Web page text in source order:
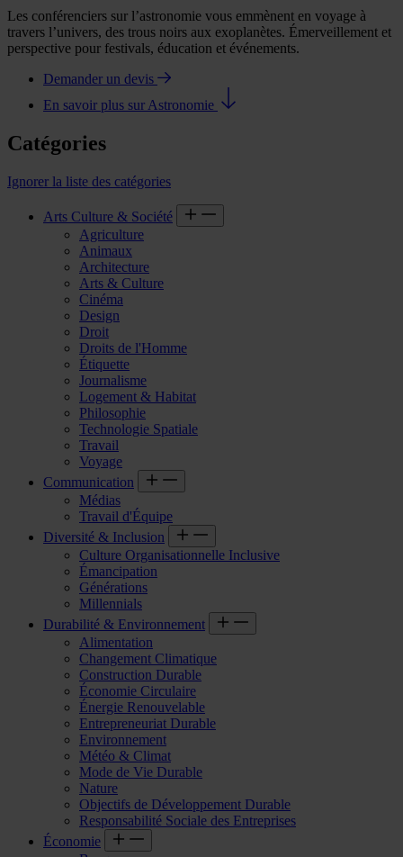
Les conférenciers sur l’astronomie vous emmènent en voyage à
travers l’univers, des trous noirs aux exoplanètes. Émerveillement et
perspective pour festivals, éducation et événements.
Demander un devis
En savoir plus sur Astronomie
Catégories
Ignorer la liste des catégories
Arts Culture & Société
Agriculture
Animaux
Architecture
Arts & Culture
Cinéma
Design
Droit
Droits de l'Homme
Étiquette
Journalisme
Logement & Habitat
Philosophie
Technologie Spatiale
Travail
Voyage
Communication
Médias
Travail d'Équipe
Diversité & Inclusion
Culture Organisationnelle Inclusive
Émancipation
Générations
Millennials
Durabilité & Environnement
Alimentation
Changement Climatique
Construction Durable
Économie Circulaire
Énergie Renouvelable
Entrepreneuriat Durable
Environnement
Météo & Climat
Mode de Vie Durable
Nature
Objectifs de Développement Durable
Responsabilité Sociale des Entreprises
Économie